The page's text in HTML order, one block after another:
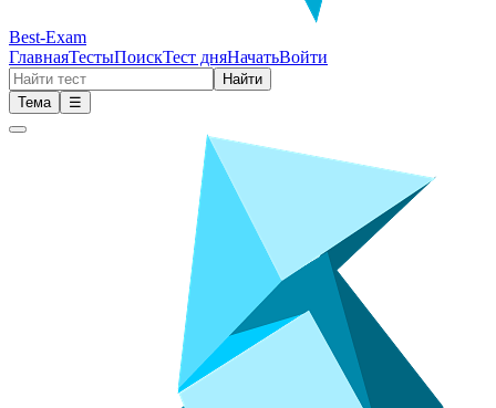
Best-Exam
ГлавнаяТестыПоискТест дняНачатьВойти
Найти
Тема
☰